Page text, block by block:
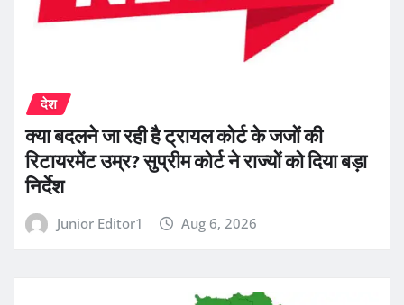
देश
क्या बदलने जा रही है ट्रायल कोर्ट के जजों की
रिटायरमेंट उम्र? सुप्रीम कोर्ट ने राज्यों को दिया बड़ा
निर्देश
Junior Editor1 Aug 6, 2026